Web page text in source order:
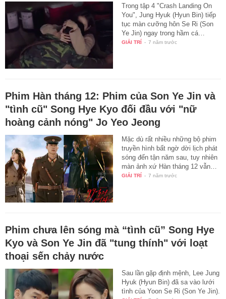
Trong tập 4 "Crash Landing On
You", Jung Hyuk (Hyun Bin) tiếp
tục màn cưỡng hôn Se Ri (Son
Ye Jin) ngay trong hầm cá…
GIẢI TRÍ - 7 năm trước
Phim Hàn tháng 12: Phim của Son Ye Jin và
"tình cũ" Song Hye Kyo đối đầu với "nữ
hoàng cảnh nóng" Jo Yeo Jeong
Mặc dù rất nhiều những bộ phim
truyền hình bất ngờ dời lịch phát
sóng đến tận năm sau, tuy nhiên
màn ảnh xứ Hàn tháng 12 vẫn…
GIẢI TRÍ - 7 năm trước
Phim chưa lên sóng mà “tình cũ” Song Hye
Kyo và Son Ye Jin đã "tung thính" với loạt
thoại sến chảy nước
Sau lần gặp định mệnh, Lee Jung
Hyuk (Hyun Bin) đã sa vào lưới
tình của Yoon Se Ri (Son Ye Jin).